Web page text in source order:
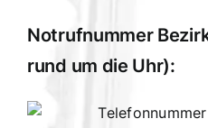
Notrufnummer
rund um die Uhr):